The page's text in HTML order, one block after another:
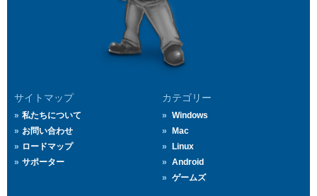
サイトマップ
私たちについて
お問い合わせ
ロードマップ
サポーター
カテゴリー
Windows
Mac
Linux
Android
ゲームズ